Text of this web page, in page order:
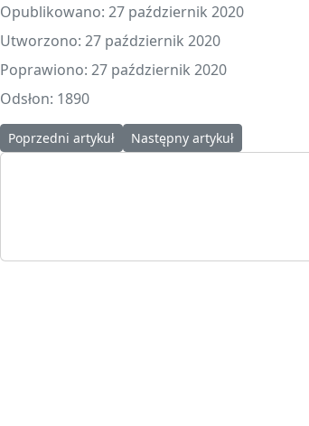
Opublikowano: 27 październik 2020
Utworzono: 27 październik 2020
Poprawiono: 27 październik 2020
Odsłon: 1890
Poprzedni artykuł: Webinarium na temat Programu
Poprzedni artykuł Następny artykuł:
Następny artykuł